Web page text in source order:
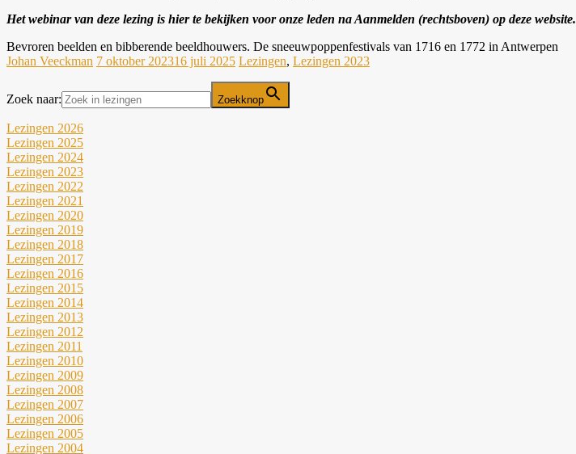
Het webinar van deze lezing is hier te bekijken voor onze leden na Aanmelden (rechtsboven) op deze website.
Bevroren beelden en bibberende beeldhouwers. De sneeuwpoppenfestivals van 1716 en 1772 in Antwerpen
Johan Veeckman 7 oktober 202316 juli 2025 Lezingen, Lezingen 2023
Zoek naar: Zoekknop
Lezingen 2026
Lezingen 2025
Lezingen 2024
Lezingen 2023
Lezingen 2022
Lezingen 2021
Lezingen 2020
Lezingen 2019
Lezingen 2018
Lezingen 2017
Lezingen 2016
Lezingen 2015
Lezingen 2014
Lezingen 2013
Lezingen 2012
Lezingen 2011
Lezingen 2010
Lezingen 2009
Lezingen 2008
Lezingen 2007
Lezingen 2006
Lezingen 2005
Lezingen 2004